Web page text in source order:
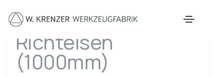
Richteisen
(1000mm)